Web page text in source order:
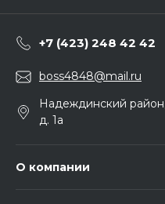
+7 (423) 248 42 42
boss4848@mail.ru
Надеждинский
д. 1а
О компании